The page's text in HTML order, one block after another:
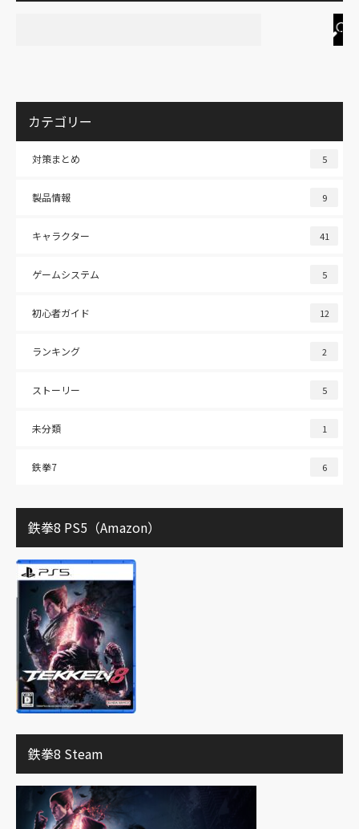
カテゴリー
対策まとめ 5
製品情報 9
キャラクター 41
ゲームシステム 5
初心者ガイド 12
ランキング 2
ストーリー 5
未分類 1
鉄拳7 6
鉄拳8 PS5（Amazon）
鉄拳8 Steam